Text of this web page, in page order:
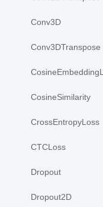
Conv3D
Conv3DTranspose
CosineSimilarity
CrossEntropyLoss
CTCLoss
Dropout
Dropout2D